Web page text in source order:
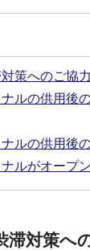
策へのご協
ルの供用後
ルの供用後
ルがオープ
滞対策へ